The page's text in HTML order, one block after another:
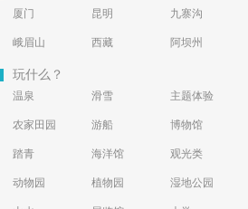
厦门 昆明 九寨沟
峨眉山 西藏 阿坝州
玩什么？
温泉 滑雪 主题体验
农家田园 游船 博物馆
踏青 海洋馆 观光类
动物园 植物园 湿地公园